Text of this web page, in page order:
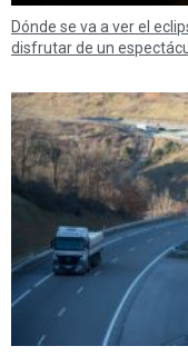
Dónde se va a ver el
disfrutar de un